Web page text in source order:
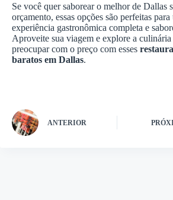
Se você quer saborear o melhor de Dallas
orçamento, essas opções são perfeitas para
experiência gastronômica completa e
Aproveite sua viagem e explore a culinária
preocupar com o preço com esses
baratos em Dallas.
ANTERIOR